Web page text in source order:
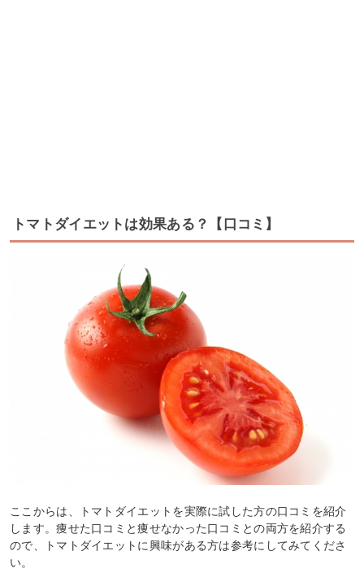
トマトダイエットは効果ある？【口コミ】
ここからは、トマトダイエットを実際に試した方の口コミを紹介
します。痩せた口コミと痩せなかった口コミとの両方を紹介する
ので、トマトダイエットに興味がある方は参考にしてみてくださ
い。